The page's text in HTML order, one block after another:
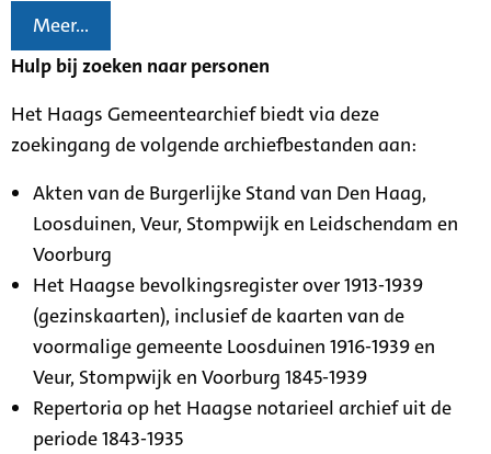
Meer...
Hulp bij zoeken naar personen
Het Haags Gemeentearchief biedt via deze
zoekingang de volgende archiefbestanden aan:
Akten van de Burgerlijke Stand van Den Haag,
Loosduinen, Veur, Stompwijk en Leidschendam en
Voorburg
Het Haagse bevolkingsregister over 1913-1939
(gezinskaarten), inclusief de kaarten van de
voormalige gemeente Loosduinen 1916-1939 en
Veur, Stompwijk en Voorburg 1845-1939
Repertoria op het Haagse notarieel archief uit de
periode 1843-1935